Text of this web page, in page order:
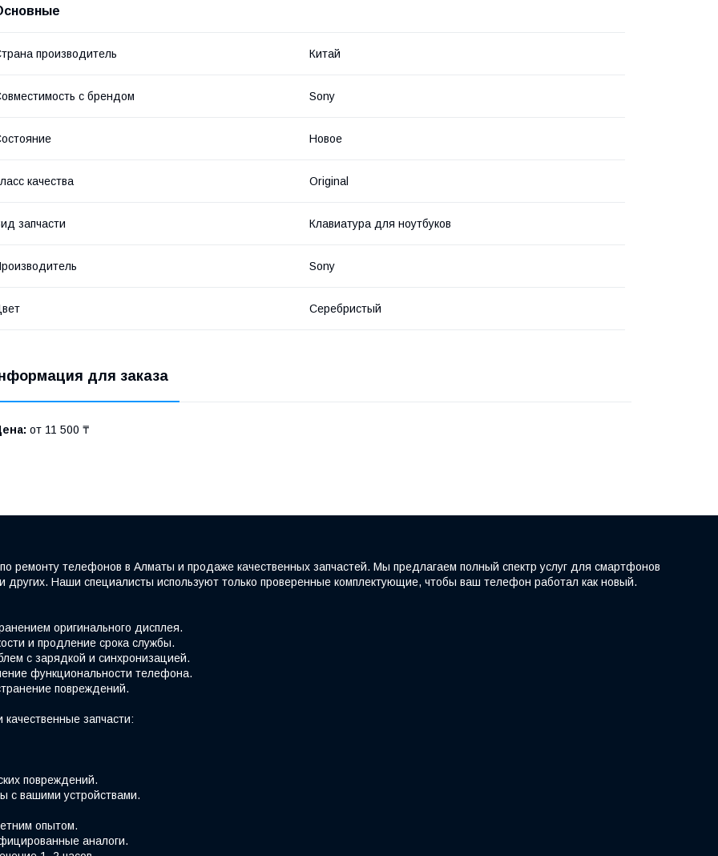
производитель Китай
с брендом Sony
Новое
качества Original
запчасти Клавиатура для ноутбуков
Sony
Серебристый
для заказа
от 11 500 ₸
телефонов в Алматы и продаже качественных запчастей. Мы предлагаем полный спектр услуг для смартфонов
других. Наши специалисты используют только проверенные комплектующие, чтобы ваш телефон работал как новый.
оригинального дисплея.
и продление срока службы.
с зарядкой и синхронизацией.
функциональности телефона.
повреждений.
запчасти:
повреждений.
с вашими устройствами.
опытом.
аналоги.